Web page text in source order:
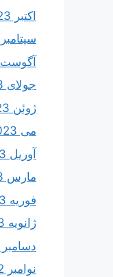
اکتبر 2023
سپتامبر 2023
آگوست 2023
جولای 2023
ژوئن 2023
می 2023
آوریل 2023
مارس 2023
فوریه 2023
ژانویه 2023
دسامبر 2022
نوامبر 2022